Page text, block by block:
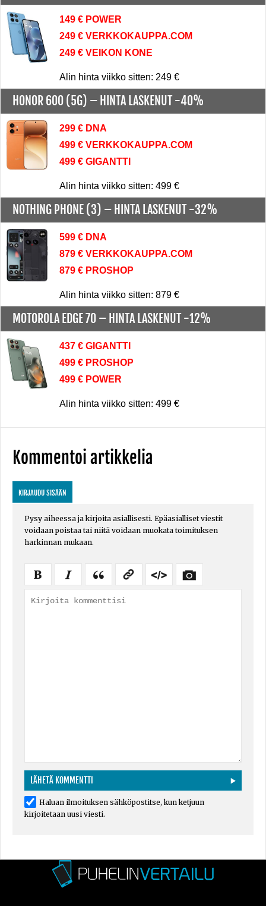
149 € POWER
249 € VERKKOKAUPPA.COM
249 € VEIKON KONE
Alin hinta viikko sitten: 249 €
HONOR 600 (5G) – HINTA LASKENUT -40%
299 € DNA
499 € VERKKOKAUPPA.COM
499 € GIGANTTI
Alin hinta viikko sitten: 499 €
NOTHING PHONE (3) – HINTA LASKENUT -32%
599 € DNA
879 € VERKKOKAUPPA.COM
879 € PROSHOP
Alin hinta viikko sitten: 879 €
MOTOROLA EDGE 70 – HINTA LASKENUT -12%
437 € GIGANTTI
499 € PROSHOP
499 € POWER
Alin hinta viikko sitten: 499 €
Kommentoi artikkelia
KIRJAUDU SISÄÄN
Pysy aiheessa ja kirjoita asiallisesti. Epäasialliset viestit
voidaan poistaa tai niitä voidaan muokata toimituksen
harkinnan mukaan.
Haluan ilmoituksen sähköpostitse, kun ketjuun
kirjoitetaan uusi viesti.